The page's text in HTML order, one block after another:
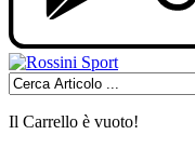
Il Carrello è vuoto!